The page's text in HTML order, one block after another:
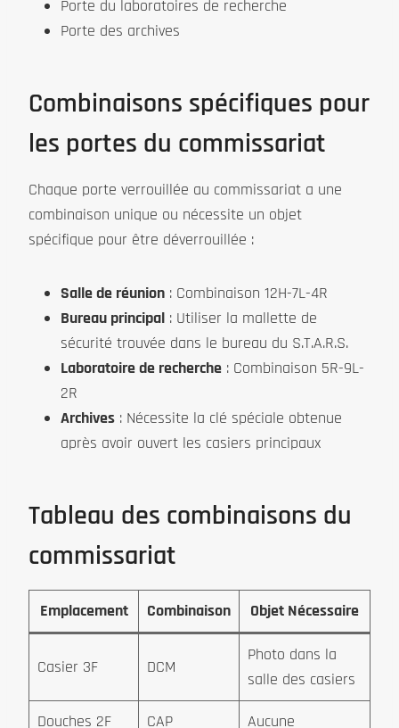
Porte du laboratoires de recherche
Porte des archives
Combinaisons spécifiques pour
les portes du commissariat
Chaque porte verrouillée au commissariat a une
combinaison unique ou nécessite un objet
spécifique pour être déverrouillée :
Salle de réunion : Combinaison 12H-7L-4R
Bureau principal : Utiliser la mallette de
sécurité trouvée dans le bureau du S.T.A.R.S.
Laboratoire de recherche : Combinaison 5R-9L-
2R
Archives : Nécessite la clé spéciale obtenue
après avoir ouvert les casiers principaux
Tableau des combinaisons du
commissariat
Emplacement Combinaison Objet Nécessaire
Casier 3F DCM
Photo dans la
salle des casiers
Douches 2F CAP Aucune